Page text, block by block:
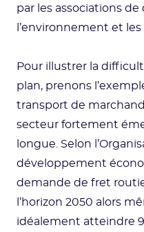
par les associations de
l’environnement et les
Pour illustrer la
plan, prenons
transport de
secteur fortement
longue. Selon
développement
demande de fret
l’horizon 2050 alors
idéalement atteindre